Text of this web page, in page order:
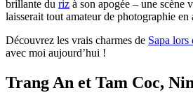
brillante du riz à son apogée – une scène
laisserait tout amateur de photographie en
Découvrez les vrais charmes de Sapa lors
avec moi aujourd’hui !
Trang An et Tam Coc,